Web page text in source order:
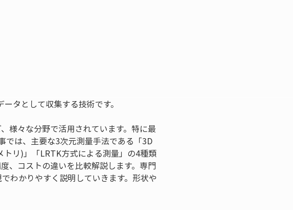
タとして収集する技術です。
様々な分野で活用されています。特に最
では、主要な3次元測量手法である「3D
トリ)」「LRTK方式による測量」の4種類
、コストの違いを比較解説します。専門
わかりやすく説明していきます。形状や